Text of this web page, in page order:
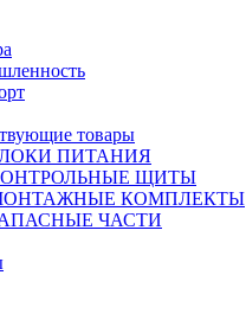
товары
ПИТАНИЯ
ЩИТЫ
КОМПЛЕКТЫ
ЧАСТИ